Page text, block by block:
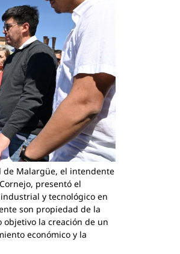
de Malargüe, el intendente
presentó el
y tecnológico en
son propiedad de la
la creación de un
económico y la